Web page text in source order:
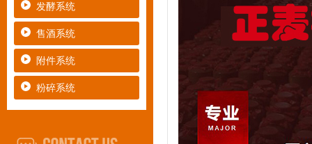
发酵系统
售酒系统
附件系统
粉碎系统